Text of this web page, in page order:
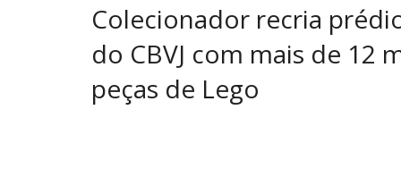
Colecionador recria
do CBVJ com mais de 12
peças de Lego